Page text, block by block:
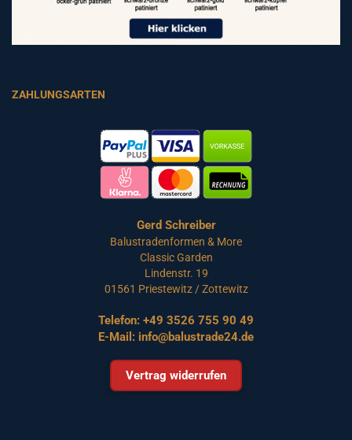
ZAHLUNGSARTEN
Gerd Schreiber
Balustradenformen & More
Classic Garden
Lindenstr. 19
01561 Priestewitz / Zottewitz
Telefon: +49 3526 755 90 49
E-Mail: info@balustrade24.de
Vertrag widerrufen